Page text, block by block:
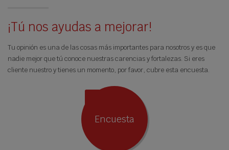
¡Tú nos ayudas a mejorar!
Tu opinión es una de las cosas más importantes para nosotros y es que
nadie mejor que tú conoce nuestras carencias y fortalezas. Si eres
cliente nuestro y tienes un momento, por favor, cubre esta encuesta.
Encuesta